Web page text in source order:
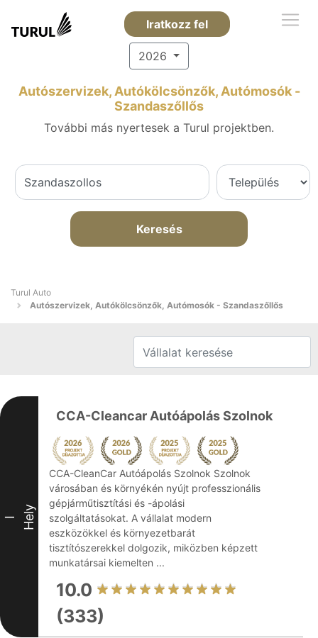
Iratkozz fel
2026
Autószervizek, Autókölcsönzők, Autómosók -
Szandaszőllős
További más nyertesek a Turul projektben.
Keresés
Turul Auto
Autószervizek, Autókölcsönzők, Autómosók - Szandaszőllős
I Hely
CCA-Cleancar Autóápolás Szolnok
CCA-CleanCar Autóápolás Szolnok Szolnok
városában és környékén nyújt professzionális
gépjárműtisztítási és -ápolási
szolgáltatásokat. A vállalat modern
eszközökkel és környezetbarát
tisztítószerekkel dolgozik, miközben képzett
munkatársai kiemelten ...
10.0
(333)